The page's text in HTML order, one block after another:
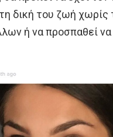
δική του ζωή χωρίς
ή να προσπαθεί να